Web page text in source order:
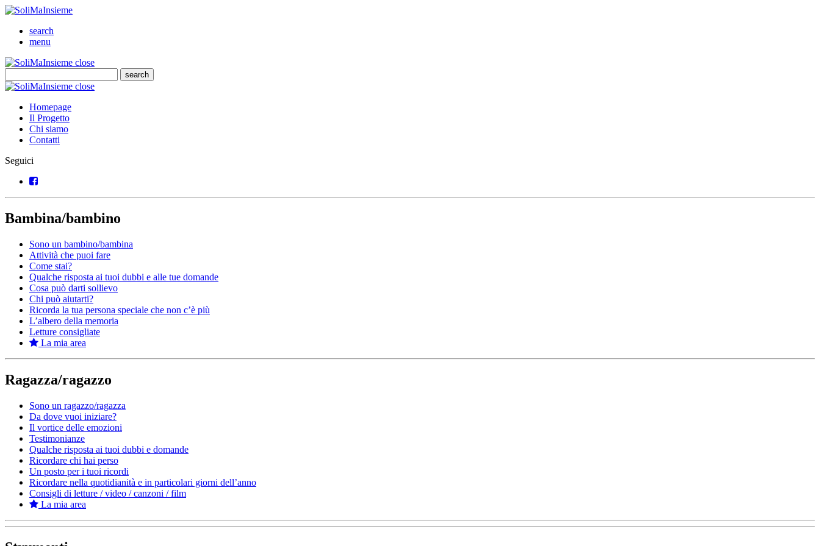
SoliMaInsieme
search
menu
SoliMaInsieme
closeClose
search
Cerca
SoliMaInsieme
closeClose
Homepage
Il Progetto
Chi siamo
Contatti
Seguici
Facebook
Bambina/bambino
Sono un bambino/bambina
Attività che puoi fare
Come stai?
Qualche risposta ai tuoi dubbi e alle tue domande
Cosa può darti sollievo
Chi può aiutarti?
Ricorda la tua persona speciale che non c’è più
L’albero della memoria
Letture consigliate
La mia area
Ragazza/ragazzo
Sono un ragazzo/ragazza
Da dove vuoi iniziare?
Il vortice delle emozioni
Testimonianze
Qualche risposta ai tuoi dubbi e domande
Ricordare chi hai perso
Un posto per i tuoi ricordi
Ricordare nella quotidianità e in particolari giorni dell’anno
Consigli di letture / video / canzoni / film
La mia area